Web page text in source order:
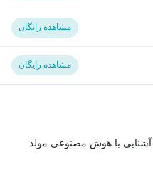
مشاهده رایگان
مشاهده رایگان
آشنایی با هوش مصنوعی مولد